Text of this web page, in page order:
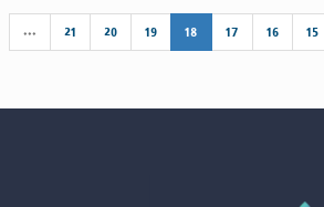
15
16
17
18
19
20
21
...